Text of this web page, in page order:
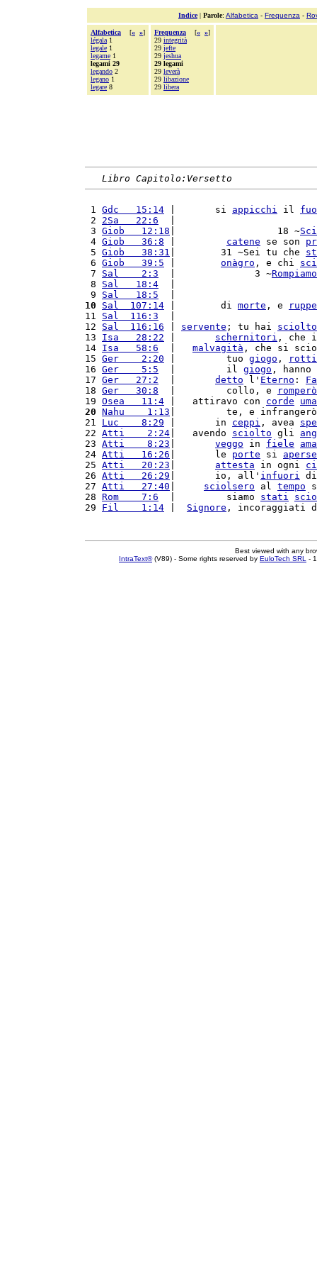
Indice| Parole: Alfabetica - Frequenza -
Alfabetica [« »]
légala 1
legale 1
legame 1
legami 29
legando 2
legano 1
legare 8
Frequenza [« »]
29 integrità
29 jefte
29 jeshua
29 legami
29 leverà
29 libazione
29 libera
Libro Capitolo:Versetto
1 Gdc   15:14 |       si appicchi il
2 2Sa   22:6
3 Giob   12:18 |                  18 ~
4 Giob   36:8 catene se son
5 Giob   38:31 |        31 ~Sei tu che
6 Giob   39:5 onàgro , e chi
7 Sal    2:3
  |              3 ~
Rompiamo
8 Sal   18:4
9 Sal   18:5
10
Sal  107:14 |        di morte , e
ruppe
11 Sal  116:3
12 Sal  116:16 servente ; tu hai sciolto
13 Isa   28:22 schernitori , che
14 Isa   58:6 malvagità , che si
15 Ger    2:20 |         tuo giogo ,
rotti
16 Ger    5:5
  |         il
giogo , hanno
17 Ger   27:2 detto l' Eterno :
18 Ger   30:8
  |         collo, e
romperò
19 Osea   11:4 |   attiravo con corde
20 Nahu    1:13 |         te, e
21 Luc    8:29 |       in ceppi , avea
22 Atti    2:24 |   avendo sciolto gli
23 Atti    8:23 veggo in fiele
24 Atti   16:26 |       le porte si
25 Atti   20:23 attesta in ogni
26 Atti   26:29 |       io, all' infuori
27 Atti   27:40 sciolsero al tempo
28 Rom    7:6
  |         siamo
stati
29 Fil    1:14 Signore , incoraggiati
Best viewed with any
IntraText®(V89) - Some rights reserved by EuloTech SRL -